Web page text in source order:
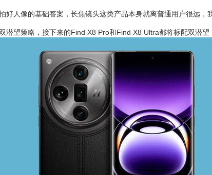
人像的基础答案，长焦镜头这类产品本身就离普通用户很远，
望策略，接下来的Find X8 Pro和Find X8 Ultra都将标配双潜望